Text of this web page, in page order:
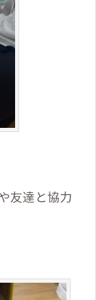
友達と協力